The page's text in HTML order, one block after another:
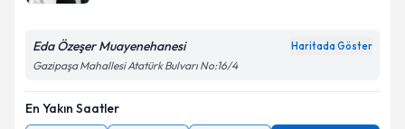
Kişisel verilerimin işlenmesine ilişkin
Aydınlatma
Metni'ni okudum ve kişisel verilerimin belirtilen
Eda Özeşer Muayenehanesi Haritada Göster
Gazipaşa Mahallesi Atatürk Bulvarı No:16/4
En Yakın Saatler